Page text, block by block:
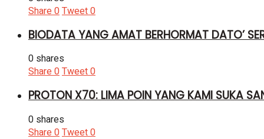
Share0Tweet0
BIODATA YANG AMAT BERHORMAT DATO’
0 shares
Share0Tweet0
PROTON X70: LIMA POIN YANG KAMI SUKA
0 shares
Share0Tweet0